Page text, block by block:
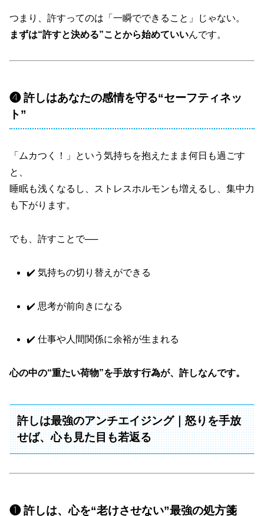
つまり、許すってのは「一瞬でできること」じゃない。
まずは“許すと決める”ことから始めていいんです。
❹ 許しはあなたの感情を守る“セーフティネッ
ト”
「ムカつく！」という気持ちを抱えたまま何日も過ごす
と、
睡眠も浅くなるし、ストレスホルモンも増えるし、集中力
も下がります。
でも、許すことで──
✔️ 気持ちの切り替えができる
✔️ 思考が前向きになる
✔️ 仕事や人間関係に余裕が生まれる
心の中の“重たい荷物”を手放す行為が、許しなんです。
許しは最強のアンチエイジング｜怒りを手放
せば、心も見た目も若返る
❶ 許しは、心を“老けさせない”最強の処方箋